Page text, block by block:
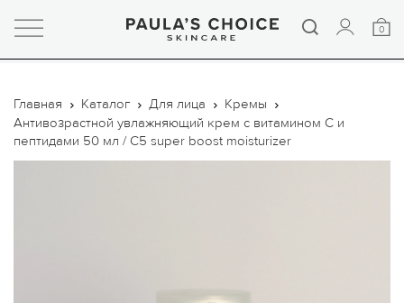
0
Главная Каталог Для лица
Кремы
Антивозрастной увлажняющий крем c витамином С и
пептидами 50 мл / C5 super boost moisturizer